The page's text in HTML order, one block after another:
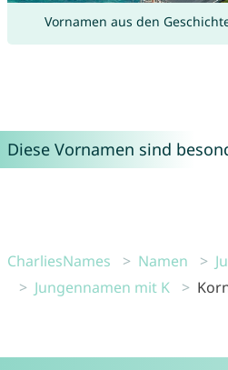
Vornamen aus den
Diese Vornamen sind
CharliesNames Namen
Jungennamen mit K